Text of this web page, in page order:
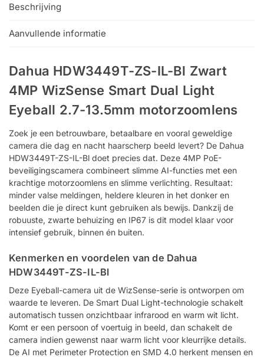
Beschrijving
Aanvullende informatie
Dahua HDW3449T-ZS-IL-Bl Zwart
4MP WizSense Smart Dual Light
Eyeball 2.7-13.5mm motorzoomlens
Zoek je een betrouwbare, betaalbare en vooral geweldige
camera die dag en nacht haarscherp beeld levert? De Dahua
HDW3449T-ZS-IL-Bl doet precies dat. Deze 4MP PoE-
beveiligingscamera combineert slimme AI-functies met een
krachtige motorzoomlens en slimme verlichting. Resultaat:
minder valse meldingen, heldere kleuren in het donker en
beelden die je direct kunt gebruiken als bewijs. Dankzij de
robuuste, zwarte behuizing en IP67 is dit model klaar voor
intensief gebruik, binnen én buiten.
Kenmerken en voordelen van de Dahua
HDW3449T-ZS-IL-Bl
Deze Eyeball-camera uit de WizSense-serie is ontworpen om
waarde te leveren. De Smart Dual Light-technologie schakelt
automatisch tussen onzichtbaar infrarood en warm wit licht.
Komt er een persoon of voertuig in beeld, dan schakelt de
camera indien gewenst naar warm licht voor kleurrijke details.
De AI met Perimeter Protection en SMD 4.0 herkent mensen en